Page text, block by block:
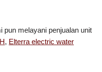
pun melayani penjualan unit
, Elterra electric water